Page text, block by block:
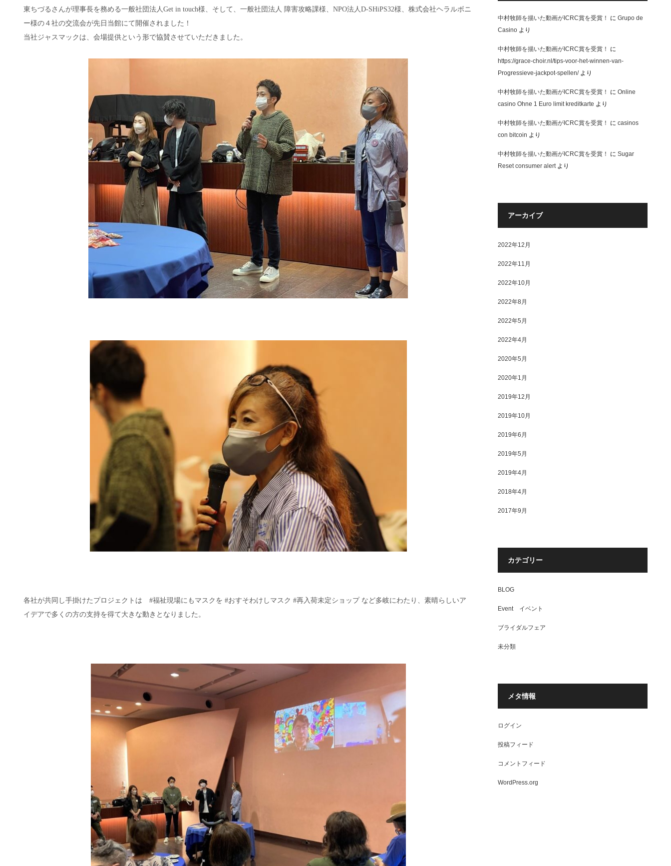
東ちづるさんが理事長を務める⼀般社団法人Get in touch様、そして、⼀般社団法人 障害攻略課様、NPO法人D-SHiPS32様、株式会社ヘラルボニ
ー様の４社の交流会が先日当館にて開催されました！
当社ジャスマックは、会場提供という形で協賛させていただきました。
各社が共同し手掛けたプロジェクトは #福祉現場にもマスクを #おすそわけしマスク #再入荷未定ショップ など多岐にわたり、素晴らしいア
イデアで多くの方の支持を得て大きな動きとなりました。
中村牧師を描いた動画がICRC賞を受賞！ に Grupo de
Casino より
中村牧師を描いた動画がICRC賞を受賞！
に
https://grace-choir.nl/tips-voor-het-winnen-van-
Progressieve-jackpot-spellen/より
中村牧師を描いた動画がICRC賞を受賞！ に Online
casino Ohne 1 Euro limit kreditkarte より
中村牧師を描いた動画がICRC賞を受賞！ に casinos
con bitcoin より
中村牧師を描いた動画がICRC賞を受賞！ に Sugar
Reset consumer alertより
アーカイブ
2022年12月
2022年11月
2022年10月
2022年8月
2022年5月
2022年4月
2020年5月
2020年1月
2019年12月
2019年10月
2019年6月
2019年5月
2019年4月
2018年4月
2017年9月
カテゴリー
BLOG
Event イベント
ブライダルフェア
未分類
メタ情報
ログイン
投稿フィード
コメントフィード
WordPress.org